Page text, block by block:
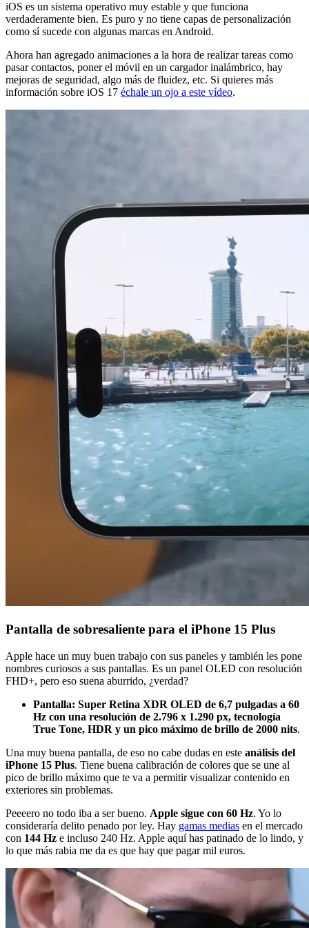
iOS es un sistema operativo muy estable y que funciona
verdaderamente bien. Es puro y no tiene capas de personalización
como sí sucede con algunas marcas en Android.
Ahora han agregado animaciones a la hora de realizar tareas como
pasar contactos, poner el móvil en un cargador inalámbrico, hay
mejoras de seguridad, algo más de fluidez, etc. Si quieres más
información sobre iOS 17 échale un ojo a este vídeo.
Pantalla de sobresaliente para el iPhone 15 Plus
Apple hace un muy buen trabajo con sus paneles y también les pone
nombres curiosos a sus pantallas. Es un panel OLED con resolución
FHD+, pero eso suena aburrido, ¿verdad?
Pantalla: Super Retina XDR OLED de 6,7 pulgadas a 60
Hz con una resolución de 2.796 x 1.290 px, tecnología
True Tone, HDR y un pico máximo de brillo de 2000 nits.
Una muy buena pantalla, de eso no cabe dudas en este análisis del
iPhone 15 Plus. Tiene buena calibración de colores que se une al
pico de brillo máximo que te va a permitir visualizar contenido en
exteriores sin problemas.
Peeeero no todo iba a ser bueno. Apple sigue con 60 Hz. Yo lo
consideraría delito penado por ley. Hay gamas medias en el mercado
con 144 Hz e incluso 240 Hz. Apple aquí has patinado de lo lindo, y
lo que más rabia me da es que hay que pagar mil euros.